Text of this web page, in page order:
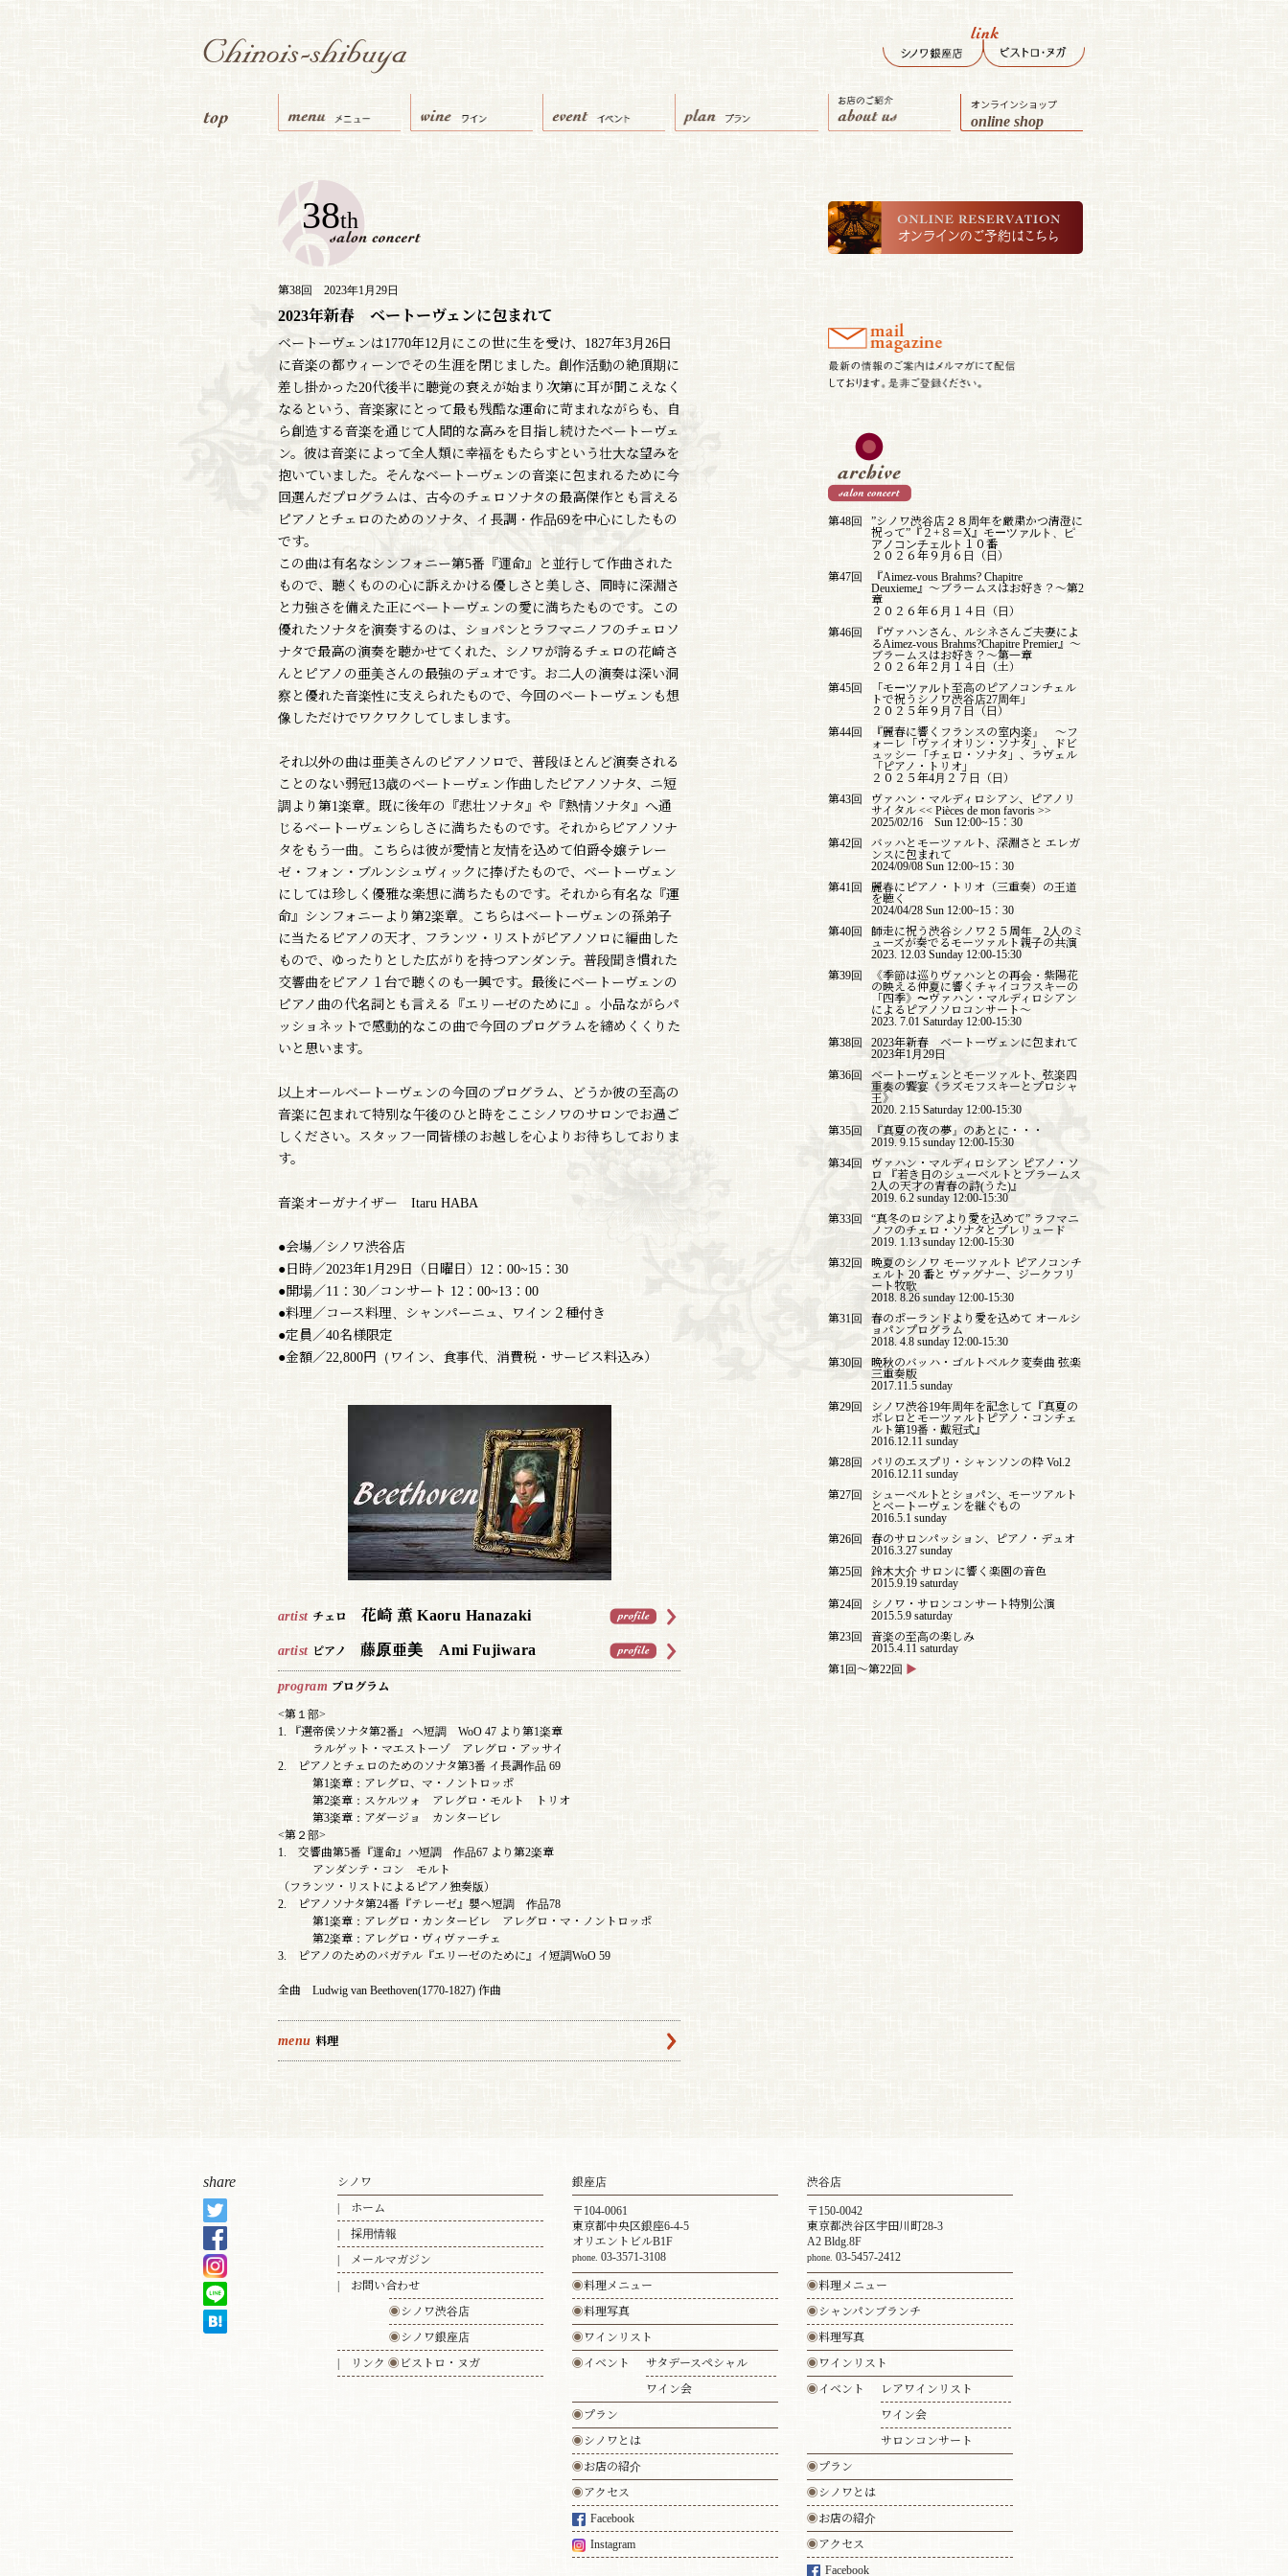
オンラインショップ
online shop
第48回
”シノワ渋谷店２８周年を厳粛かつ清澄に
祝って”『２+８＝X』モーツァルト、ピ
アノコンチェルト１０番
２０２６年９月６日（日）
第47回
『Aimez-vous Brahms? Chapitre
Deuxieme』〜ブラームスはお好き？〜第2
章
２０２６年６月１４日（日）
第46回
『ヴァハンさん、ルシネさんご夫妻によ
るAimez-vous Brahms?Chapitre Premier』〜
ブラームスはお好き？〜第一章
２０２６年２月１４日（土）
第45回
「モーツァルト至高のピアノコンチェル
トで祝うシノワ渋谷店27周年」
２０２５年９月７日（日）
第44回
『麗春に響くフランスの室内楽』 〜フ
ォーレ「ヴァイオリン・ソナタ」、ドビ
ュッシー「チェロ・ソナタ」、ラヴェル
「ピアノ・トリオ」
２０２５年4月２７日（日）
第43回
ヴァハン・マルディロシアン、ピアノリ
サイタル << Pièces de mon favoris >>
2025/02/16 Sun 12:00~15：30
第42回
バッハとモーツァルト、深淵さと エレガ
ンスに包まれて
2024/09/08 Sun 12:00~15：30
第41回
麗春にピアノ・トリオ（三重奏）の王道
を聴く
2024/04/28 Sun 12:00~15：30
第40回
師走に祝う渋谷シノワ２５周年 2人のミ
ューズが奏でるモーツァルト親子の共演
2023. 12.03 Sunday 12:00-15:30
第39回
《季節は巡りヴァハンとの再会・紫陽花
の映える仲夏に響くチャイコフスキーの
「四季》〜ヴァハン・マルディロシアン
によるピアノソロコンサート〜
2023. 7.01 Saturday 12:00-15:30
第38回
2023年新春 ベートーヴェンに包まれて
2023年1月29日
第36回
ベートーヴェンとモーツァルト、弦楽四
重奏の饗宴《ラズモフスキーとプロシャ
王》
2020. 2.15 Saturday 12:00-15:30
第35回
『真夏の夜の夢』のあとに・・・
2019. 9.15 sunday 12:00-15:30
第34回
ヴァハン・マルディロシアン ピアノ・ソ
ロ 『若き日のシューベルトとブラームス
2人の天才の青春の詩(うた)』
2019. 6.2 sunday 12:00-15:30
第33回
“真冬のロシアより愛を込めて” ラフマニ
ノフのチェロ・ソナタとプレリュード
2019. 1.13 sunday 12:00-15:30
第32回
晩夏のシノワ モーツァルト ピアノコンチ
ェルト 20 番と ヴァグナー、ジークフリ
ート牧歌
2018. 8.26 sunday 12:00-15:30
第31回
春のポーランドより愛を込めて オールシ
ョパンプログラム
2018. 4.8 sunday 12:00-15:30
第30回
晩秋のバッハ・ゴルトベルク変奏曲 弦楽
三重奏版
2017.11.5 sunday
第29回
シノワ渋谷19年周年を記念して『真夏の
ボレロとモーツァルトピアノ・コンチェ
ルト第19番・戴冠式』
2016.12.11 sunday
第28回
パリのエスプリ・シャンソンの粋 Vol.2
2016.12.11 sunday
第27回
シューベルトとショパン、モーツアルト
とベートーヴェンを継ぐもの
2016.5.1 sunday
第26回
春のサロンパッション、ピアノ・デュオ
2016.3.27 sunday
第25回
鈴木大介 サロンに響く楽園の音色
2015.9.19 saturday
第24回
シノワ・サロンコンサート特別公演
2015.5.9 saturday
第23回
音楽の至高の楽しみ
2015.4.11 saturday
第1回〜第22回
▶
38th
第38回 2023年1月29日
2023年新春 ベートーヴェンに包まれて
ベートーヴェンは1770年12月にこの世に生を受け、1827年3月26日
に音楽の都ウィーンでその生涯を閉じました。創作活動の絶頂期に
差し掛かった20代後半に聴覚の衰えが始まり次第に耳が聞こえなく
なるという、音楽家にとって最も残酷な運命に苛まれながらも、自
ら創造する音楽を通じて人間的な高みを目指し続けたベートーヴェ
ン。彼は音楽によって全人類に幸福をもたらすという壮大な望みを
抱いていました。そんなベートーヴェンの音楽に包まれるために今
回選んだプログラムは、古今のチェロソナタの最高傑作とも言える
ピアノとチェロのためのソナタ、イ長調・作品69を中心にしたもの
です。
この曲は有名なシンフォニー第5番『運命』と並行して作曲された
もので、聴くものの心に訴えかける優しさと美しさ、同時に深淵さ
と力強さを備えた正にベートーヴェンの愛に満ちたものです。この
優れたソナタを演奏するのは、ショパンとラフマニノフのチェロソ
ナタで最高の演奏を聴かせてくれた、シノワが誇るチェロの花崎さ
んとピアノの亜美さんの最強のデュオです。お二人の演奏は深い洞
察と優れた音楽性に支えられたもので、今回のベートーヴェンも想
像しただけでワクワクしてしまします。
それ以外の曲は亜美さんのピアノソロで、普段ほとんど演奏される
ことのない弱冠13歳のベートーヴェン作曲したピアノソナタ、ニ短
調より第1楽章。既に後年の『悲壮ソナタ』や『熱情ソナタ』へ通
じるベートーヴェンらしさに満ちたものです。それからピアノソナ
タをもう一曲。こちらは彼が愛情と友情を込めて伯爵令嬢テレー
ゼ・フォン・ブルンシュヴィックに捧げたもので、ベートーヴェン
にしては珍しく優雅な楽想に満ちたものです。それから有名な『運
命』シンフォニーより第2楽章。こちらはベートーヴェンの孫弟子
に当たるピアノの天才、フランツ・リストがピアノソロに編曲した
もので、ゆったりとした広がりを持つアンダンテ。普段聞き慣れた
交響曲をピアノ１台で聴くのも一興です。最後にベートーヴェンの
ピアノ曲の代名詞とも言える『エリーゼのために』。小品ながらパ
ッショネットで感動的なこの曲で今回のプログラムを締めくくりた
いと思います。
以上オールベートーヴェンの今回のプログラム、どうか彼の至高の
音楽に包まれて特別な午後のひと時をここシノワのサロンでお過ご
しください。スタッフ一同皆様のお越しを心よりお待ちしておりま
す。
音楽オーガナイザー Itaru HABA
●会場／シノワ渋谷店
●日時／2023年1月29日（日曜日）12：00~15：30
●開場／11：30／コンサート 12：00~13：00
●料理／コース料理、シャンパーニュ、ワイン２種付き
●定員／40名様限定
●金額／22,800円（ワイン、食事代、消費税・サービス料込み）
artist チェロ 花崎 薫 Kaoru Hanazaki
artist ピアノ 藤原亜美 Ami Fujiwara
program プログラム
<第１部>
1. 『選帝侯ソナタ第2番』 ヘ短調 WoO 47 より第1楽章
ラルゲット・マエストーゾ アレグロ・アッサイ
2. ピアノとチェロのためのソナタ第3番 イ長調作品 69
第1楽章：アレグロ、マ・ノントロッポ
第2楽章：スケルツォ アレグロ・モルト トリオ
第3楽章：アダージョ カンタービレ
<第２部>
1. 交響曲第5番『運命』ハ短調 作品67 より第2楽章
アンダンテ・コン モルト
（フランツ・リストによるピアノ独奏版）
2. ピアノソナタ第24番『テレーゼ』嬰ヘ短調 作品78
第1楽章：アレグロ・カンタービレ アレグロ・マ・ノントロッポ
第2楽章：アレグロ・ヴィヴァーチェ
3. ピアノのためのバガテル『エリーゼのために』イ短調WoO 59
全曲 Ludwig van Beethoven(1770-1827) 作曲
menu 料理
share
シノワ
ホーム
採用情報
メールマガジン
お問い合わせ
◉ シノワ渋谷店
◉ シノワ銀座店
リンク ◉ ビストロ・ヌガ
銀座店
〒104-0061
東京都中央区銀座6-4-5
オリエントビルB1F
phone. 03-3571-3108
◉料理メニュー
◉料理写真
◉ワインリスト
◉イベント
サタデースペシャル
ワイン会
◉プラン
◉ シノワとは
◉お店の紹介
◉アクセス
Facebook
Instagram
渋谷店
〒150-0042
東京都渋谷区宇田川町28-3
A2 Bldg.8F
phone. 03-5457-2412
◉料理メニュー
◉ シャンパンブランチ
◉料理写真
◉ワインリスト
◉イベント
レアワインリスト
ワイン会
サロンコンサート
◉プラン
◉ シノワとは
◉お店の紹介
◉アクセス
Facebook